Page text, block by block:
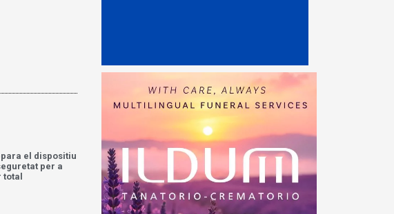
el dispositiu
per a
total